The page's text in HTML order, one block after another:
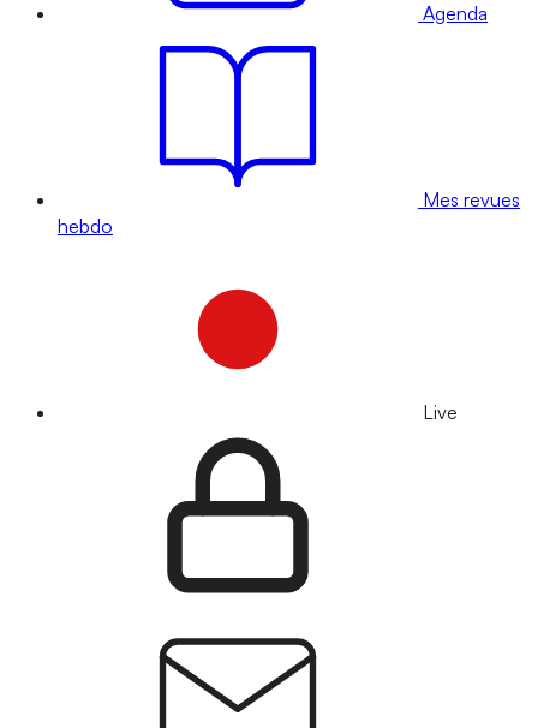
Agenda
Mes revues
hebdo
Live